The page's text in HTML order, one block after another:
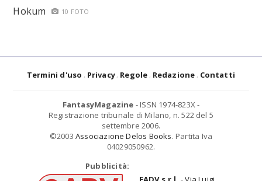
Hokum 10 FOTO
Termini d'uso Privacy Regole Redazione Contatti
FantasyMagazine - ISSN 1974-823X -
Registrazione tribunale di Milano, n. 522 del 5
settembre 2006.
©2003 Associazione Delos Books. Partita Iva
04029050962.
Pubblicità: